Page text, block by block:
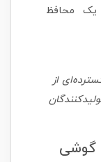
یک محافظ
از
گوشی